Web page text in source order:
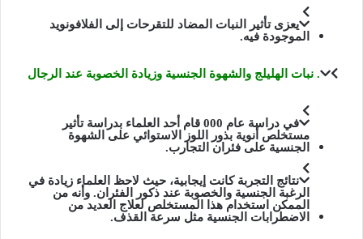
يعزى تأثير النبات المضاد للتقرحات إلى
الفلافونويد
الموجودة فيه.
. نبات الهليلج والشهوة الجنسية وزيادة الخصوبة عند الرجال
في دراسة عام 000 قام أحد العلماء بدراسة تأثير
مستخلص أنوية بذور اللوز الاستوائي على الشهوة
الجنسية على فئران التجارب.
نتائج التجربة كانت إيجابية، حيث لاحظ العلماء زيادة في
الرغبة الجنسية والخصوبة عند ذكور الفئران. وأنه من
الممكن استخدام هذا المستخلص لعلاج العديد من
الاضطرابات الجنسية مثل سرعة القذف.